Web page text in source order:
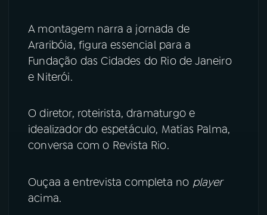
Instagram X
TikTok
A montagem narra a jornada de
Araribóia, figura essencial para a
Fundação das Cidades do Rio de Janeiro
e Niterói.
O diretor, roteirista, dramaturgo e
idealizador do espetáculo, Matías Palma,
conversa com o Revista Rio.
Ouçaa a entrevista completa no player
acima.